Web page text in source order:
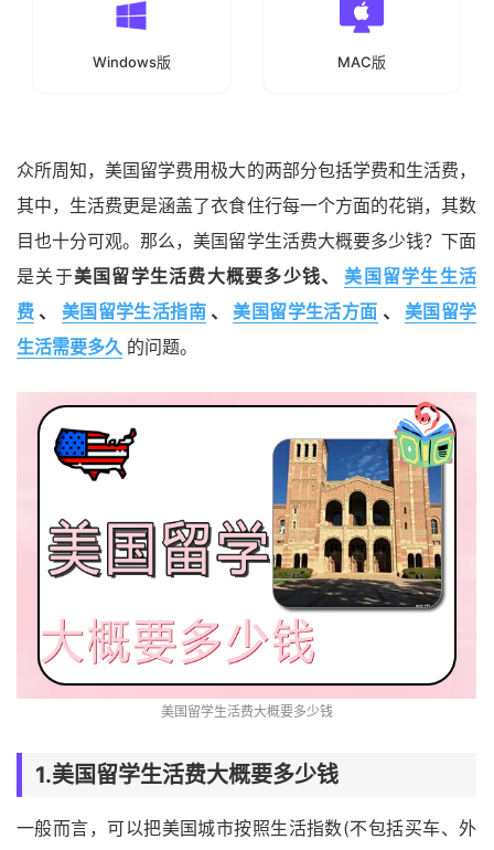
Windows版 MAC版
众所周知，美国留学费用极大的两部分包括学费和生活费，
其中，生活费更是涵盖了衣食住行每一个方面的花销，其数
目也十分可观。那么，美国留学生活费大概要多少钱？下面
是关于美国留学生活费大概要多少钱、
美国留学生生活
费 、 美国留学生活指南 、 美国留学生活方面 、
美国留学
生活需要多久 的问题。
美国留学生活费大概要多少钱
1.美国留学生活费大概要多少钱
一般而言，可以把美国城市按照生活指数(不包括买车、外